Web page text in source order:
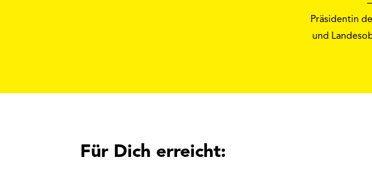
–
Präsidentin
und
Für Dich erreicht: